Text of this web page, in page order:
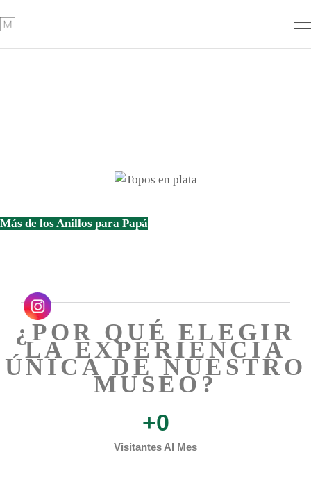
Más de los Anillos para Papá
¿POR QUÉ ELEGIR
LA EXPERIENCIA
ÚNICA DE NUESTRO
MUSEO?
Visitantes Al Mes
+0